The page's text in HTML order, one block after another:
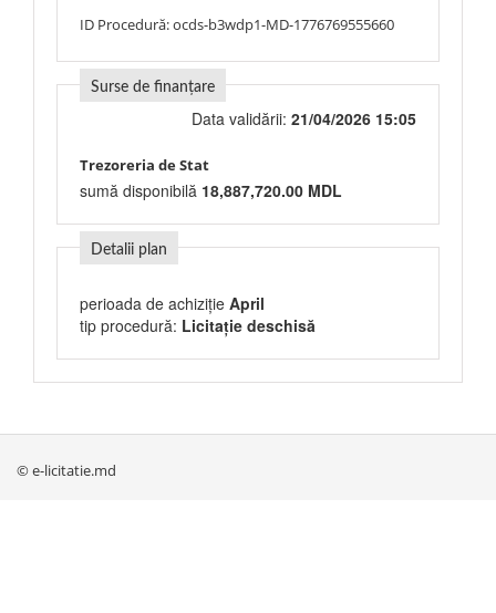
ID Procedură:ocds-b3wdp1-MD-1776769555660
Surse de finanțare
Data validării: 21/04/2026 15:05
Trezoreria de Stat
sumă disponibilă 18,887,720.00 MDL
Detalii plan
perioada de achiziție April
tip procedură: Licitație deschisă
© e-licitatie.md